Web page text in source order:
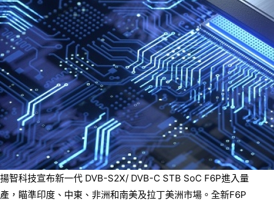
揚智科技宣布新一代 DVB-S2X/ DVB-C STB SoC F6P進入量
產，瞄準印度、中東、非洲和南美及拉丁美洲市場。全新F6P